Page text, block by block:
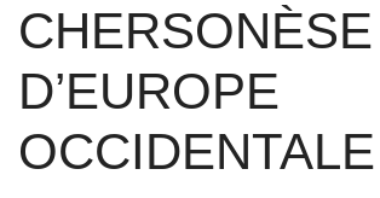
D’EUROPE
OCCIDENTALE